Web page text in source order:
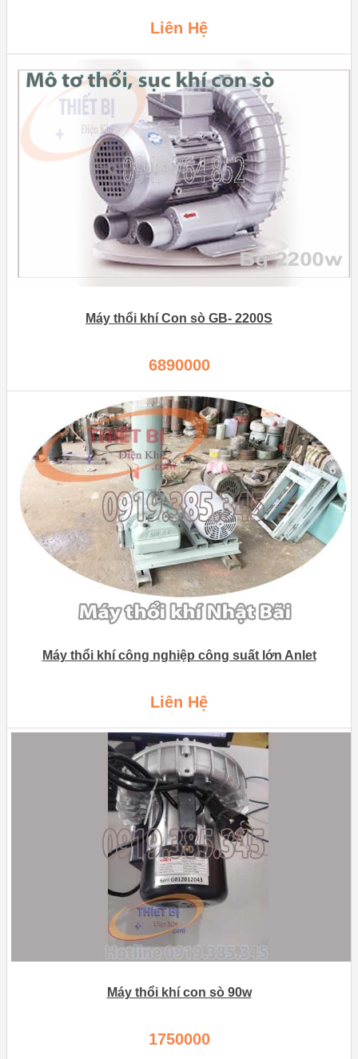
Liên Hệ
Máy thổi khí Con sò GB- 2200S
6890000
Máy thổi khí công nghiệp công suất lớn Anlet
Liên Hệ
Máy thổi khí con sò 90w
1750000